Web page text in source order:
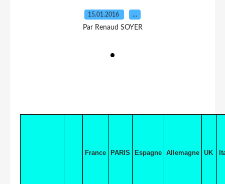
15.01.2016 …
Par Renaud SOYER
France PARIS Espagne Allemagne UK